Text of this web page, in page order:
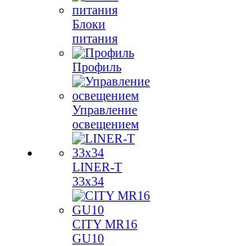
Блоки
питания
Профиль
Управление
освещением
LINER-T
33x34
CITY MR16
GU10